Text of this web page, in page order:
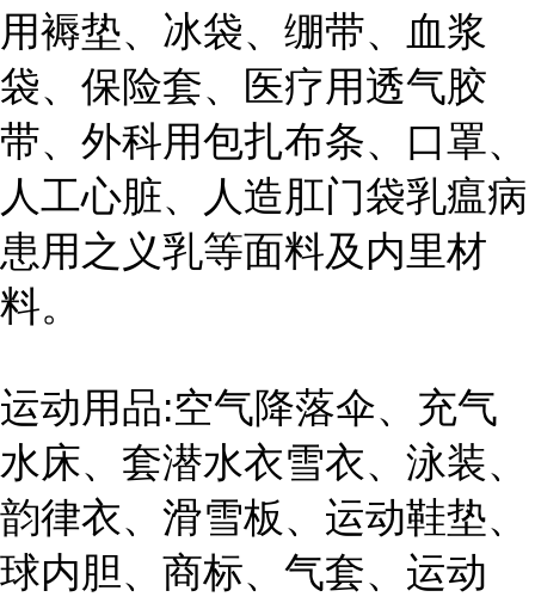
用褥垫、冰袋、绷带、血浆
袋、保险套、医疗用透气胶
带、外科用包扎布条、口罩、
人工心脏、人造肛门袋乳瘟病
患用之义乳等面料及内里材
料。
运动用品:空气降落伞、充气
水床、套潜水衣雪衣、泳装、
韵律衣、滑雪板、运动鞋垫、
球内胆、商标、气套、运动